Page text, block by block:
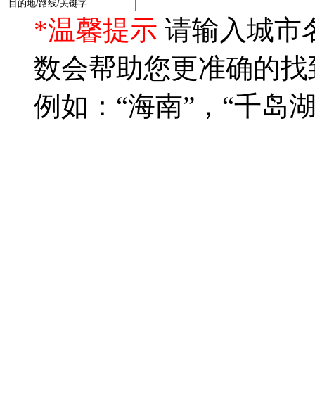
*温馨提示 请输入城市
数会帮助您更准确的
例如：“海南”，“千岛